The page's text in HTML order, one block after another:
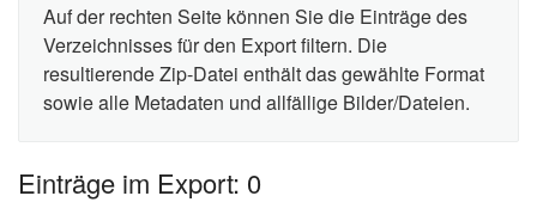
Auf der rechten Seite können Sie die Einträge des
Verzeichnisses für den Export filtern. Die
resultierende Zip-Datei enthält das gewählte Format
sowie alle Metadaten und allfällige Bilder/Dateien.
Einträge im Export: 0